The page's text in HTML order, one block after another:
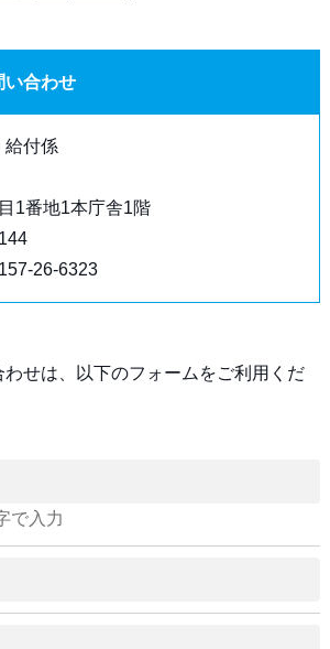
い合わせ
給付係
1番地1本庁舎1階
26-6323
わせは、以下のフォームをご利用くだ
で入力